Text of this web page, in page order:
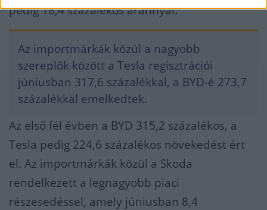
pedig 18,4 százalékos aránnyal.
Az importmárkák közül a nagyobb
szereplők között a Tesla regisztrációi
júniusban 317,6 százalékkal, a BYD-é 273,7
százalékkal emelkedtek.
Az első fél évben a BYD 315,2 százalékos, a
Tesla pedig 224,6 százalékos növekedést ért
el. Az importmárkák közül a Skoda
rendelkezett a legnagyobb piaci
részesedéssel, amely júniusban 8,4